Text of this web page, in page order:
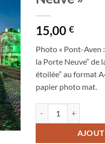
15,00 €
Photo « Pont-Aven
la Porte Neuve“ de
étoilée” au format
papier photo mat.